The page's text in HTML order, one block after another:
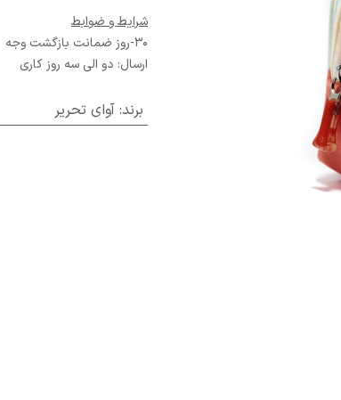
شرایط و ضوابط
30-روز ضمانت بازگشت وجه
ارسال: دو الی سه روز کاری
برند: آوای تحریر